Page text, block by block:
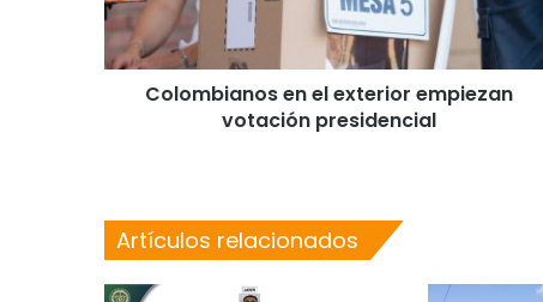
Colombianos en el exterior empiezan
votación presidencial
Artículos relacionados